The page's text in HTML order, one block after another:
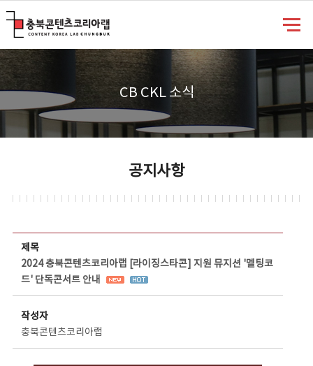
CB CKL 소식
공지사항
제목
2024 충북콘텐츠코리아랩 [라이징스타콘] 지원 뮤지션 '멜팅코
드' 단독콘서트 안내
작성자
충북콘텐츠코리아랩